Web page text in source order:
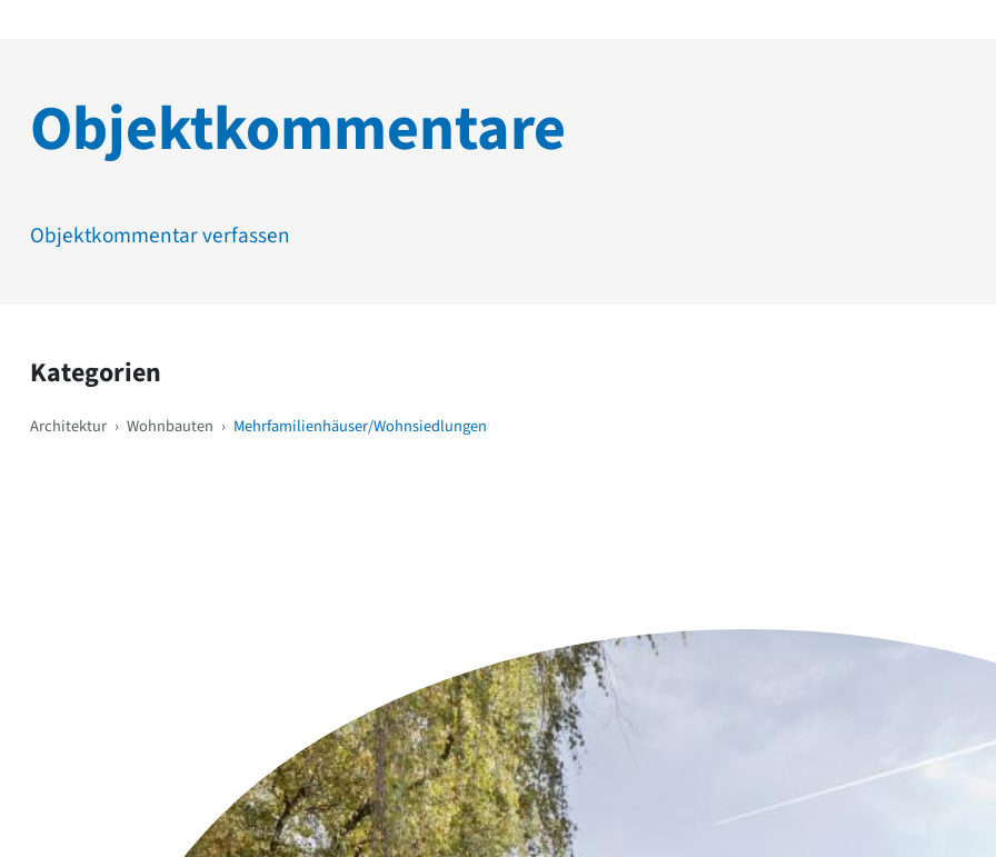
Objektkommentare
Objektkommentar verfassen
Kategorien
Architektur › Wohnbauten › Mehrfamilienhäuser/Wohnsiedlungen